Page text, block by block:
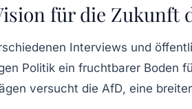
für die Zukunft
Interviews und
Politik ein fruchtbarer Boden
versucht die AfD, eine